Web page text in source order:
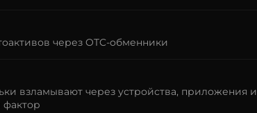
через OTC-обменники
взламывают через устройства, приложения и
фактор